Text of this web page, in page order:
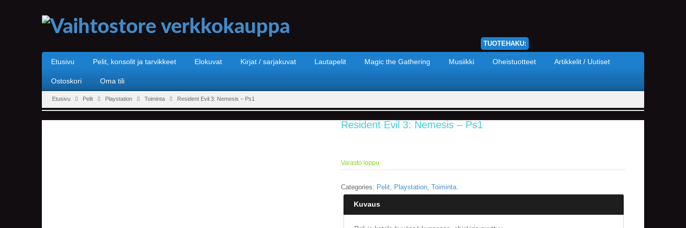
TUOTEHAKU:
Etusivu Pelit, konsolit ja tarvikkeet Elokuvat Kirjat / sarjakuvat Lautapelit Magic the Gathering Musiikki Oheistuotteet Artikkelit / Uutiset
Ostoskori Oma tili
Etusivu Pelit Playstation Toiminta Resident Evil 3: Nemesis – Ps1
Resident Evil 3: Nemesis – Ps1
Varasto loppu
Categories: Pelit, Playstation, Toiminta.
Kuvaus